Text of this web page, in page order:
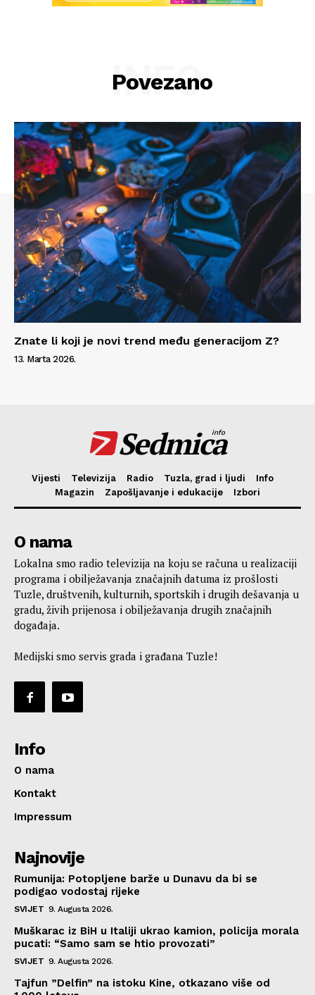
Povezano
INFO
Znate li koji je novi trend među generacijom Z?
13. Marta 2026.
Sedmica
info
Vijesti Televizija Radio Tuzla, grad i ljudi
Info
Magazin
Zapošljavanje i edukacije Izbori
O nama
Lokalna smo radio televizija na koju se računa u realizaciji
programa i obilježavanja značajnih datuma iz prošlosti
Tuzle, društvenih, kulturnih, sportskih i drugih dešavanja u
gradu, živih prijenosa i obilježavanja drugih značajnih
događaja.
Medijski smo servis grada i građana Tuzle!
Info
O nama
Kontakt
Impressum
Najnovije
Rumunija: Potopljene barže u Dunavu da bi se
podigao vodostaj rijeke
SVIJET 9. Augusta 2026.
Muškarac iz BiH u Italiji ukrao kamion, policija morala
pucati: “Samo sam se htio provozati”
SVIJET 9. Augusta 2026.
Tajfun ”Delfin” na istoku Kine, otkazano više od